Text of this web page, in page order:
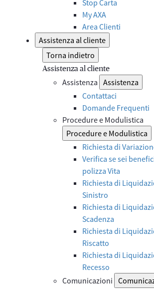
Stop Carta
My AXA
Area Clienti
Assistenza al cliente
Torna indietro
Assistenza al cliente
Assistenza Assistenza
Contattaci
Domande Frequenti
Procedure e Modulistica
Procedure e Modulistica
Richiesta di
Verifica se sei
polizza Vita
Richiesta di
Sinistro
Richiesta di
Scadenza
Richiesta di
Riscatto
Richiesta di
Recesso
Comunicazioni